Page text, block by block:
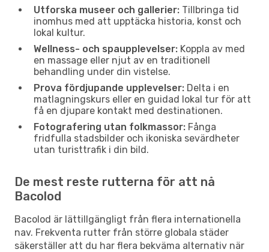
Utforska museer och gallerier: Tillbringa tid
inomhus med att upptäcka historia, konst och
lokal kultur.
Wellness- och spaupplevelser: Koppla av med
en massage eller njut av en traditionell
behandling under din vistelse.
Prova fördjupande upplevelser: Delta i en
matlagningskurs eller en guidad lokal tur för att
få en djupare kontakt med destinationen.
Fotografering utan folkmassor: Fånga
fridfulla stadsbilder och ikoniska sevärdheter
utan turisttrafik i din bild.
De mest reste rutterna för att nå
Bacolod
Bacolod är lättillgängligt från flera internationella
nav. Frekventa rutter från större globala städer
säkerställer att du har flera bekväma alternativ när